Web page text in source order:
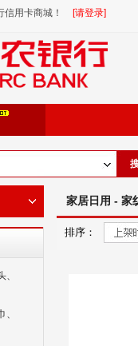
用卡商城！ [请登录]
、
、
家居日用 - 家
排序：